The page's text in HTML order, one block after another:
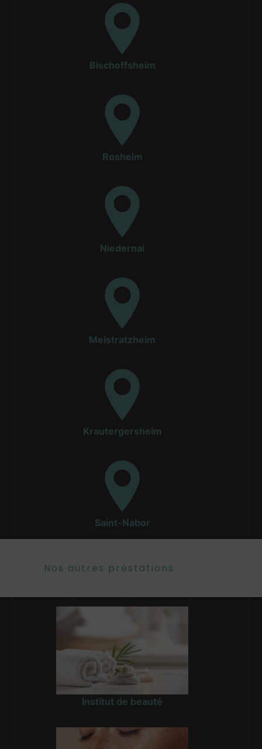
Bischoffsheim
Rosheim
Niedernai
Meistratzheim
Krautergersheim
Saint-Nabor
Nos autres prestations
Institut de beauté